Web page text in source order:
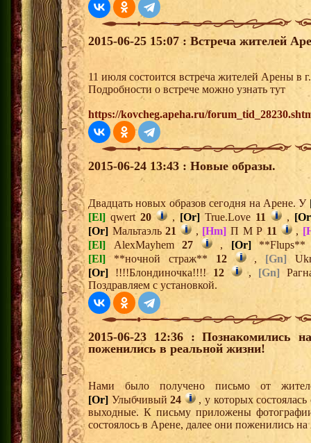
2015-06-25 15:07 : Встреча жителей
11 июля состоится встреча жителей Арены
Подробности о встрече можно узнать тут
https://kovcheg.apeha.ru/
2015-06-24 13:43 : Новые образы.
Двадцать новых образов сегодня на Арене. У
[El] qwert 20 , [Or]True.Love 11 ,
[Or] Мальтаэль21 , [Hm] П М Р11 ,
[El] AlexMayhem27 , [Or]
[El] **ночной страж** 12 , [Gn]
[Or] !!!!Блондиночка!!!! 12 , [Gn]
Поздравляем с установкой.
2015-06-23 12:36 : Познакомились
поженились в реальной жизни!
Нами было получено письмо от
[Or] Улыбчивый24
, у которых
выходные. К письму приложены
состоялось в Арене, далее они поженились